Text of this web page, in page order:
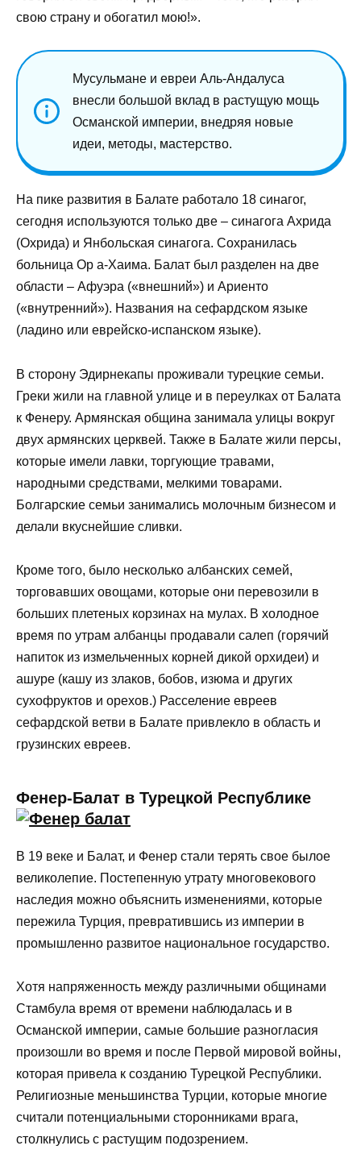
свою страну и обогатил мою!».
Мусульмане и евреи Аль-Андалуса
внесли большой вклад в растущую мощь
Османской империи, внедряя новые
идеи, методы, мастерство.
На пике развития в Балате работало 18 синагог,
сегодня используются только две – синагога Ахрида
(Охрида) и Янбольская синагога. Сохранилась
больница Ор а-Хаима. Балат был разделен на две
области – Афуэра («внешний») и Ариенто
(«внутренний»). Названия на сефардском языке
(ладино или еврейско-испанском языке).
В сторону Эдирнекапы проживали турецкие семьи.
Греки жили на главной улице и в переулках от Балата
к Фенеру. Армянская община занимала улицы вокруг
двух армянских церквей. Также в Балате жили персы,
которые имели лавки, торгующие травами,
народными средствами, мелкими товарами.
Болгарские семьи занимались молочным бизнесом и
делали вкуснейшие сливки.
Кроме того, было несколько албанских семей,
торговавших овощами, которые они перевозили в
больших плетеных корзинах на мулах. В холодное
время по утрам албанцы продавали салеп (горячий
напиток из измельченных корней дикой орхидеи) и
ашуре (кашу из злаков, бобов, изюма и других
сухофруктов и орехов.) Расселение евреев
сефардской ветви в Балате привлекло в область и
грузинских евреев.
Фенер-Балат в Турецкой Республике
В 19 веке и Балат, и Фенер стали терять свое былое
великолепие. Постепенную утрату многовекового
наследия можно объяснить изменениями, которые
пережила Турция, превратившись из империи в
промышленно развитое национальное государство.
Хотя напряженность между различными общинами
Стамбула время от времени наблюдалась и в
Османской империи, самые большие разногласия
произошли во время и после Первой мировой войны,
которая привела к созданию Турецкой Республики.
Религиозные меньшинства Турции, которые многие
считали потенциальными сторонниками врага,
столкнулись с растущим подозрением.